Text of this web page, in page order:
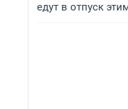
едут в отпуск